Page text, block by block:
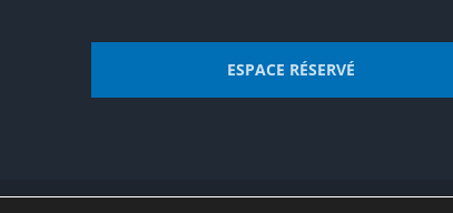
ESPACE RÉSERVÉ